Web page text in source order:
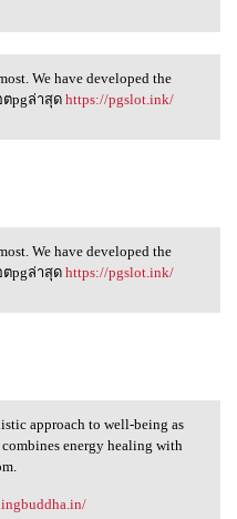
most. We have
We have developed the
ตpgล่าสุด https://pgslot.ink/
most. We have
We have developed the
ตpgล่าสุด https://pgslot.ink/
approach to well-being as
energy healing with